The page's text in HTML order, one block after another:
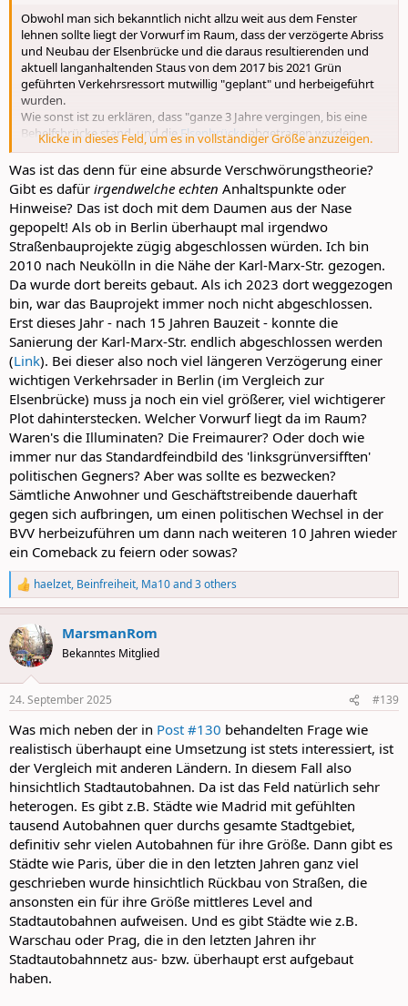
Obwohl man sich bekanntlich nicht allzu weit aus dem Fenster
lehnen sollte liegt der Vorwurf im Raum, dass der verzögerte Abriss
und Neubau der Elsenbrücke und die daraus resultierenden und
aktuell langanhaltenden Staus von dem 2017 bis 2021 Grün
geführten Verkehrsressort mutwillig "geplant" und herbeigeführt
wurden.
Wie sonst ist zu erklären, dass "ganze 3 Jahre vergingen, bis eine
Behelfsbrücke stand, und dieElsenbrückeabgetragen werden
konnte".
Bei den Gegenspielern führt das am Ende zur Verteufelung der
Autobahn, und ein Miteinander im Straßenverkehr wird immer
schwieriger.
Klicke in dieses Feld, um es in vollständiger Größe anzuzeigen.
Was ist das denn für eine absurde Verschwörungstheorie?
Gibt es dafür irgendwelche echten Anhaltspunkte oder
Hinweise? Das ist doch mit dem Daumen aus der Nase
gepopelt! Als ob in Berlin überhaupt mal irgendwo
Straßenbauprojekte zügig abgeschlossen würden. Ich bin
2010 nach Neukölln in die Nähe der Karl-Marx-Str. gezogen.
Da wurde dort bereits gebaut. Als ich 2023 dort weggezogen
bin, war das Bauprojekt immer noch nicht abgeschlossen.
Erst dieses Jahr - nach 15 Jahren Bauzeit - konnte die
Sanierung der Karl-Marx-Str. endlich abgeschlossen werden
(Link). Bei dieser also noch viel längeren Verzögerung einer
wichtigen Verkehrsader in Berlin (im Vergleich zur
Elsenbrücke) muss ja noch ein viel größerer, viel wichtigerer
Plot dahinterstecken. Welcher Vorwurf liegt da im Raum?
Waren's die Illuminaten? Die Freimaurer? Oder doch wie
immer nur das Standardfeindbild des 'linksgrünversifften'
politischen Gegners? Aber was sollte es bezwecken?
Sämtliche Anwohner und Geschäftstreibende dauerhaft
gegen sich aufbringen, um einen politischen Wechsel in der
BVV herbeizuführen um dann nach weiteren 10 Jahren wieder
ein Comeback zu feiern oder sowas?
R
e
a
c
t
i
s
haelzet, Beinfreiheit, Ma10and 3 others
MarsmanRom
Bekanntes Mitglied
24. September 2025 #139
Was mich neben der in Post #130 behandelten Frage wie
realistisch überhaupt eine Umsetzung ist stets interessiert, ist
der Vergleich mit anderen Ländern. In diesem Fall also
hinsichtlich Stadtautobahnen. Da ist das Feld natürlich sehr
heterogen. Es gibt z.B. Städte wie Madrid mit gefühlten
tausend Autobahnen quer durchs gesamte Stadtgebiet,
definitiv sehr vielen Autobahnen für ihre Größe. Dann gibt es
Städte wie Paris, über die in den letzten Jahren ganz viel
geschrieben wurde hinsichtlich Rückbau von Straßen, die
ansonsten ein für ihre Größe mittleres Level and
Stadtautobahnen aufweisen. Und es gibt Städte wie z.B.
Warschau oder Prag, die in den letzten Jahren ihr
Stadtautobahnnetz aus- bzw. überhaupt erst aufgebaut
haben.